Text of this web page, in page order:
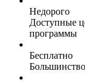
Недорого
Доступные
программы
Бесплатно